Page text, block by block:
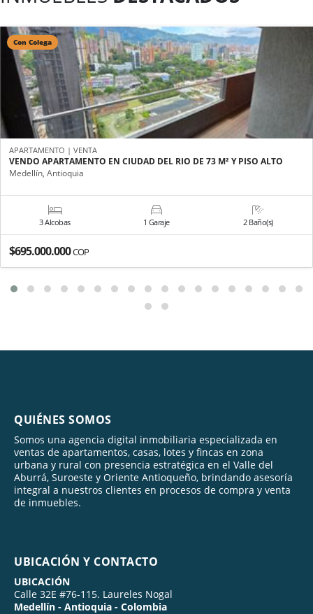
Con Colega
APARTAMENTO | VENTA
VENDO APARTAMENTO EN CIUDAD DEL RIO DE 73 M² Y PISO ALTO
Medellín, Antioquia
3 Alcobas 1 Garaje 2 Baño(s)
$695.000.000COP
QUIÉNES SOMOS
Somos una agencia digital inmobiliaria especializada en
ventas de apartamentos, casas, lotes y fincas en zona
urbana y rural con presencia estratégica en el Valle del
Aburrá, Suroeste y Oriente Antioqueño, brindando asesoría
integral a nuestros clientes en procesos de compra y venta
de inmuebles.
UBICACIÓN Y CONTACTO
UBICACIÓN
Calle 32E #76-115. Laureles Nogal
Medellín - Antioquia - Colombia